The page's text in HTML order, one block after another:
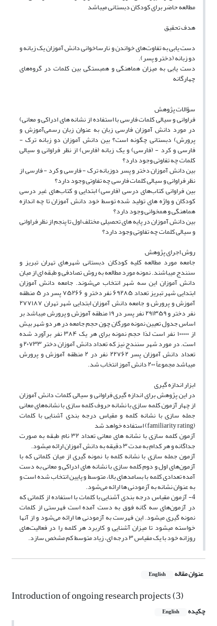
مطالعه حاضر برای کودکان دبستانی میباشد
هدف تحقیق
دست یابی به تفاوت‌های خواندن و نارساخوانی دانش آموزان یک زبانه و
دو زبانه (دختر و پسر).
دست یابی به میزان هماهنگی و همبستگی بین کلمات در گروه‌‌های
چهارگانه
سؤالات پژوهش
فراوانی و سیالی کلمات فارسی با استفاده از نشانه ‌های ادراکی و معانی)
در مورد دانش آموزان فارسی زبان به عنوان زبان رسمی‌آموزش و
پرورش) دبستانی چگونه است؟ بین دانش آموزان دو زبانه ترک -
فارسی و کرد - (فارسی) و یک زبانه (فارس) از نظر فراوانی و سیالی
کلمات چه تفاوتی وجود دارد؟
بین دانش آموزان دختر و پسر دوزبانه ترک - فارسی و کرد - فارسی از
نظر فراوانی و سیالی کلمات فارسی چه تفاوتی وجود دارد؟
بین فراوانی کتاب‌های درسی (فارسی) ابتدایی و کتاب‌های غیر درسی
کودکان و واژه ‌های تولید شده توسط خود دانش آموزان تا چه اندازه
هماهنگی و همخوانی وجود دارد؟
بین دانش آموزان در پایه ‌های تحصیلی مختلف اول تا پنجم از نظر فراوانی
و سیالی کلمات چه تفاوتی وجود دارد؟
روش اجرای پژوهش
جامعه مورد مطالعه کلیه کودکان دبستانی شهر‌های تهران تبریز و
سنندج میباشند. نمونه مورد مطالعه به روش تصادفی و طبقه ای از میان
دانش آموزان این سه شهر انتخاب می‌شوند. جامعه دانش آموزان
ابتدایی شهر تبریز تعداد ۶۹۲۸۵ نفر دختر و ۷۵۲۶۶ پسر در ۵ منطقه
آموزش و پرورش و جامعه دانش آموزان ابتدایی شهر تهران ۲۷۷۱۸۷
نفر دختر و ۲۹۱۳۵۹ نفر پسر در ۱۹ منطقه آموزش و پرورش میباشد بر
اساس جدول تعیین نمونه مورگان چون حجم جامعه در هر دو شهر بیش
از ۱۰۰۰۰۰ نفر است لذا حجم نمونه برای هر یک ۳۸۴ نفر برآورد شده
است. در مورد شهر سنندج نیز که تعداد دانش آموزان دختر ۲۰۷۳۳ و
تعداد دانش آموزان پسر ۲۲۷۶۲ نفر در ۲ منطقه آموزش و پرورش
میباشد مجموعاً ۲۰۰ دانش آموز انتخاب شد.
ابزار اندازه گیری
در این پژوهش برای اندازه گیری فراوانی و سیالی کلمات دانش آموزان
از چهار آزمون کلمه سازی با نشانه حروف کلمه سازی با نشانه‌‌های معانی
جمله سازی با نشانه کلمه و مقیاس درجه بندی آشنایی با کلمات
(familiarity rating) استفاده خواهد شد
آزمون کلمه سازی با نشانه ‌های معانی تعداد ۳۲ نام طبقه به صورت
جداگانه و هر کدام به مدت ۳ دقیقه به دانش آموزان ارائه میشود.
آزمون جمله سازی با نشانه کلمه با نمونه گیری از میان کلماتی که با
آزمون‌های اول و دوم کلمه سازی با نشانه ‌های ادراکی و معانی به دست
آمده تعدادی کلمه با بسامد‌های بالا، متوسط و پایین انتخاب شده است و
به عنوان نشانه به آزمودنی ها ارائه می‌شود.
4- آزمون مقیاس درجه بندی آشنایی با کلمات با استفاده از کلماتی که
در آزمون‌های سه گانه فوق به دست آمده است فهرستی از کلمات
نمونه گیری میشود. این فهرست به آزمودنی ها ارائه می‌شود و از آنها
خواسته میشود تا میزان آشنایی و کاربرد هر کلمه را در فعالیت‌های
روزانه خود با یک مقیاس ۳ درجه ای، زیاد متوسط کم مشخص سازد.
عنوان مقاله English
Introduction of ongoing research projects (3)
چکیده English